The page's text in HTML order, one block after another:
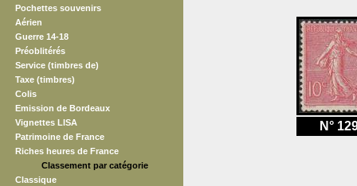
Pochettes souvenirs
Aérien
Guerre 14-18
Préoblitérés
Service (timbres de)
Taxe (timbres)
Colis
Emission de Bordeaux
Vignettes LISA
Patrimoine de France
Riches heures de France
Classement par catégorie
Classique
N°